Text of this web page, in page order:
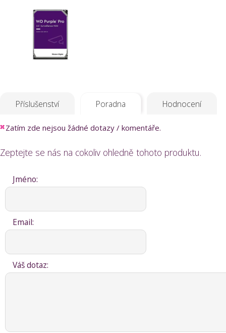
Příslušenství Poradna Hodnocení
Zatím zde nejsou žádné dotazy / komentáře.
Zeptejte se nás na cokoliv ohledně tohoto produktu.
Jméno:
Email:
Váš dotaz: